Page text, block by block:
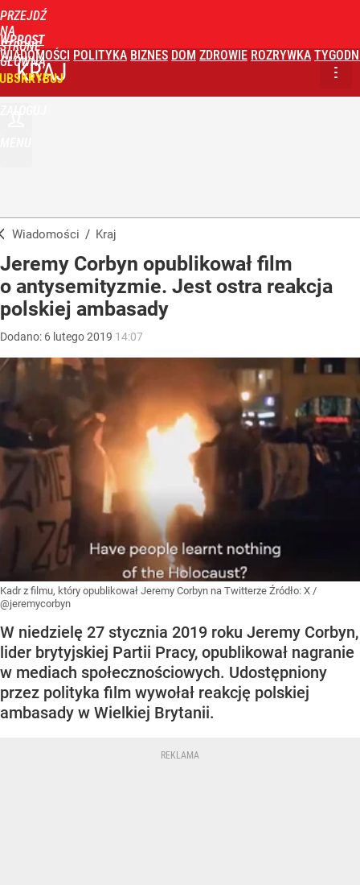
PRZEJDŹ
NA
STRONĘ
GŁÓWNĄ
WPROST
WIADOMOŚCI POLITYKA BIZNES DOM ZDROWIE ROZRYWKA
KRAJ
Wiadomości / Kraj
Jeremy Corbyn opublikował film
o antysemityzmie. Jest ostra reakcja
polskiej ambasady
Dodano: 6 lutego2019 14:07
Kadr z filmu, który opublikował Jeremy Corbyn na Twitterze Źródło: X /
@jeremycorbyn
W niedzielę 27 stycznia 2019 roku Jeremy Corbyn,
lider brytyjskiej Partii Pracy, opublikował nagranie
w mediach społecznościowych. Udostępniony
przez polityka film wywołał reakcję polskiej
ambasady w Wielkiej Brytanii.